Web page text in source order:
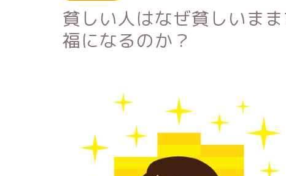
貧しい人はなぜ貧しいま
福になるのか？